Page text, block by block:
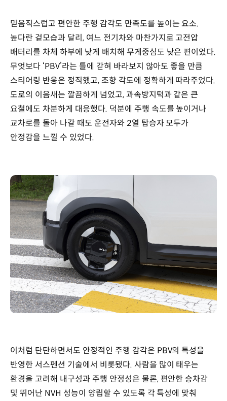
믿음직스럽고 편안한 주행 감각도 만족도를 높이는 요소.
높다란 겉모습과 달리, 여느 전기차와 마찬가지로 고전압
배터리를 차체 하부에 낮게 배치해 무게중심도 낮은 편이었다.
무엇보다 ‘PBV’라는 틀에 갇혀 바라보지 않아도 좋을 만큼
스티어링 반응은 정직했고, 조향 각도에 정확하게 따라주었다.
도로의 이음새는 깔끔하게 넘었고, 과속방지턱과 같은 큰
요철에도 차분하게 대응했다. 덕분에 주행 속도를 높이거나
교차로를 돌아 나갈 때도 운전자와 2열 탑승자 모두가
안정감을 느낄 수 있었다.
이처럼 탄탄하면서도 안정적인 주행 감각은 PBV의 특성을
반영한 서스펜션 기술에서 비롯됐다. 사람을 많이 태우는
환경을 고려해 내구성과 주행 안정성은 물론, 편안한 승차감
및 뛰어난 NVH 성능이 양립할 수 있도록 각 특성에 맞춰